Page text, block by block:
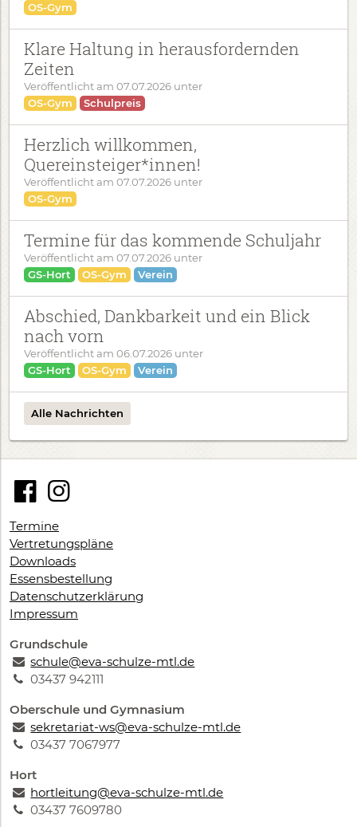
OS-Gym
Klare Haltung in herausfordernden
Zeiten
Veröffentlicht am 07.07.2026 unter
OS-Gym
Schulpreis
Herzlich willkommen,
Quereinsteiger*innen!
Veröffentlicht am 07.07.2026 unter
OS-Gym
Termine für das kommende Schuljahr
Veröffentlicht am 07.07.2026 unter
GS-Hort
OS-Gym Verein
Abschied, Dankbarkeit und ein Blick
nach vorn
Veröffentlicht am 06.07.2026 unter
GS-Hort
OS-Gym Verein
Alle Nachrichten
Termine
Vertretungspläne
Downloads
Essensbestellung
Datenschutzerklärung
Impressum
Grundschule
schule@eva-schulze-mtl.de
03437 942111
Oberschule und Gymnasium
sekretariat-ws@eva-schulze-mtl.de
03437 7067977
Hort
hortleitung@eva-schulze-mtl.de
03437 7609780